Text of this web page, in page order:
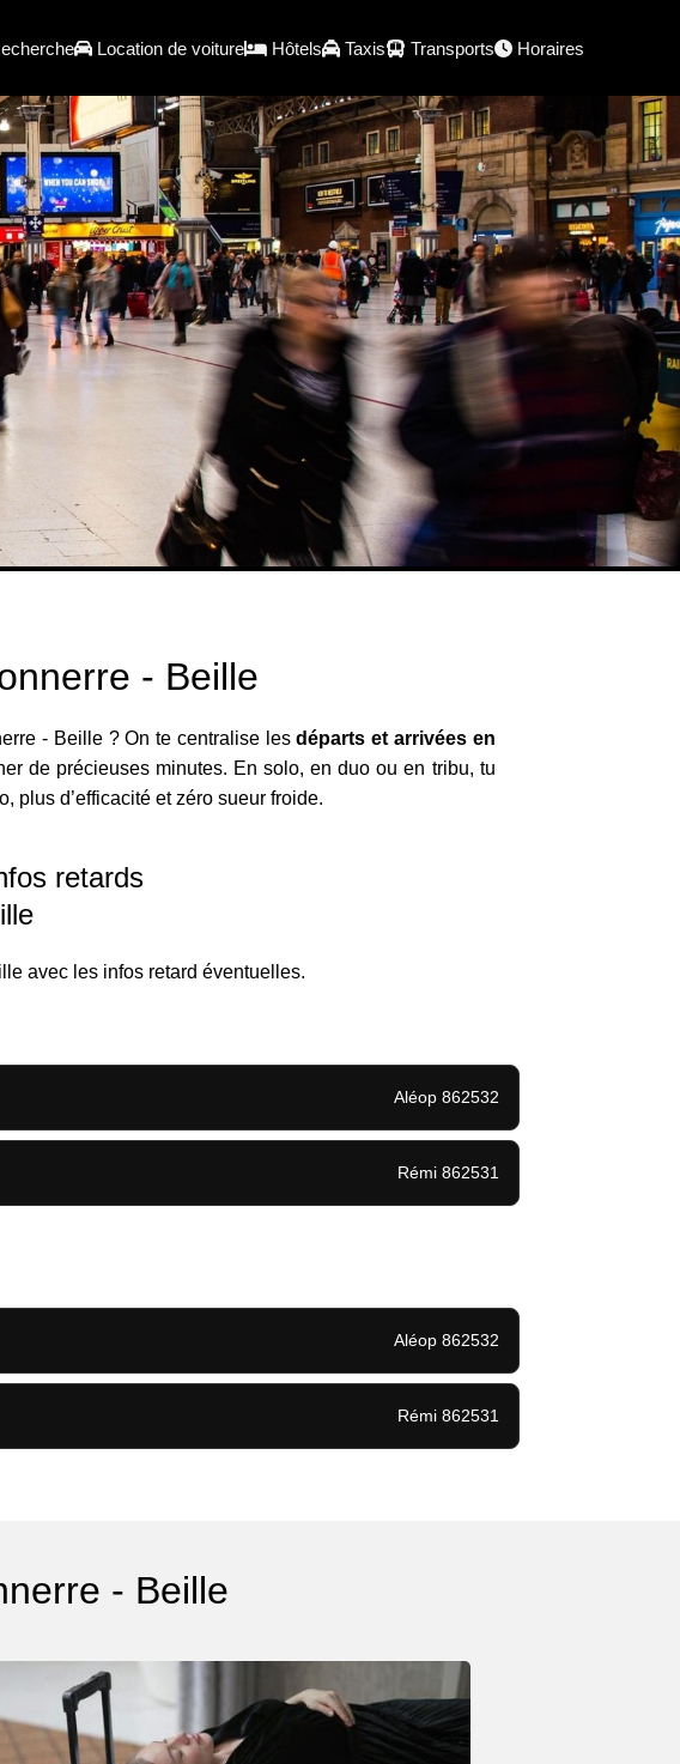
Location de voiture Hôtels Taxis Transports Horaires
- Beille
- Beille ? On te centralise lesdéparts et arrivées en
de précieuses minutes. En solo, en duo ou en tribu, tu
plus d’efficacité et zéro sueur froide.
retards
avec les infos retard éventuelles.
Aléop 862532
Rémi 862531
Aléop 862532
Rémi 862531
- Beille